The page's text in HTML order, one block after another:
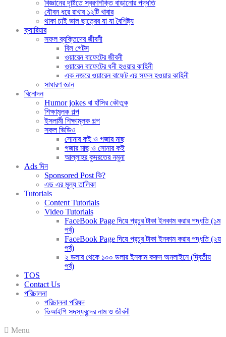
বিজ্ঞানের দৃষ্টিতে স্বরণশক্তি বাড়ানোর পদ্ধতি
যৌবন ধরে রাখার ১২টি খাবার
থাকা চাই ভাল ছাত্রের যা যা বৈশিষ্ট্য
ক্যারিয়ার
সফল ব্যক্তিদের জীবনী
বিল গেটস
ওয়ারেন বাফেটের জীবনী
ওয়ারেন বাফেটের ধনী হওয়ার কাহিনী
এক নজরে ওয়ারেন বাফেট এর সফল হওয়ার কাহিনী
সাধারণ জ্ঞান
বিনোদন
Humor jokes বা হাঁসির কৌতুক
শিক্ষামূলক গল্প
ইসলামী শিক্ষামূলক গল্প
সকল ভিডিও
সোনার কই ও গজার মাছ
গজার মাছ ও সোনার কই
আল্লাহর কুদরতের নমুনা
Ads দিন
Sponsored Post কি?
এড এর মূল্য তালিকা
Tutorials
Content Tutorials
Video Tutorials
FaceBook Page দিয়ে প্রচুর টাকা ইনকাম করার পদ্ধতি (১ম
পর্ব)
FaceBook Page দিয়ে প্রচুর টাকা ইনকাম করার পদ্ধতি (২য়
পর্ব)
২ ডলার থেকে ১০০ ডলার ইনকাম করুন অনলাইনে (দ্বিতীয়
পর্ব)
TOS
Contact Us
পরিচালনা
পরিচালনা পরিষদ
ভিআইপি সদস্যবৃন্দের নাম ও জীবনী
Menu